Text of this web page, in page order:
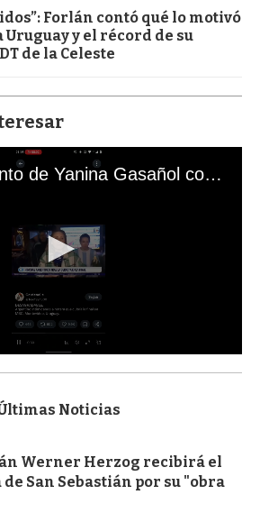
Forlán contó qué lo motivó
y el récord de su
de la Celeste
El mal momento de Yanina Gasañol con un hincha argentino en "Subrayado"
Noticias
Werner Herzog recibirá el
San Sebastián por su "obra